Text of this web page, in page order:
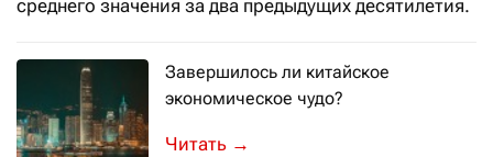
среднего значения за два предыдущих десятилетия.
Завершилось ли китайское
экономическое чудо?
Экономические показатели Китая
→